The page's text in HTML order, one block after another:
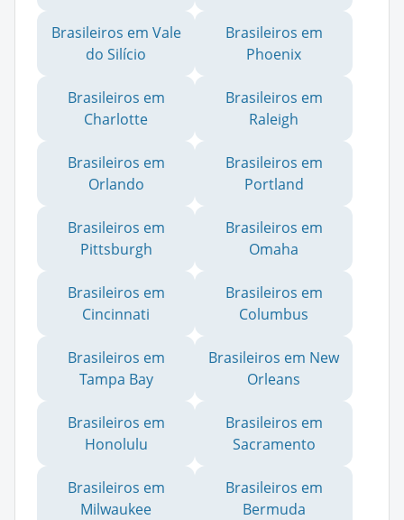
Brasileiros em Vale
do Silício
Brasileiros em
Phoenix
Brasileiros em
Charlotte
Brasileiros em
Raleigh
Brasileiros em
Orlando
Brasileiros em
Portland
Brasileiros em
Pittsburgh
Brasileiros em
Omaha
Brasileiros em
Cincinnati
Brasileiros em
Columbus
Brasileiros em
Tampa Bay
Brasileiros em New
Orleans
Brasileiros em
Honolulu
Brasileiros em
Sacramento
Brasileiros em
Milwaukee
Brasileiros em
Bermuda